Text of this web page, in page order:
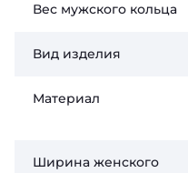
Вес мужского кольца
Вид изделия
Материал
Ширина женского